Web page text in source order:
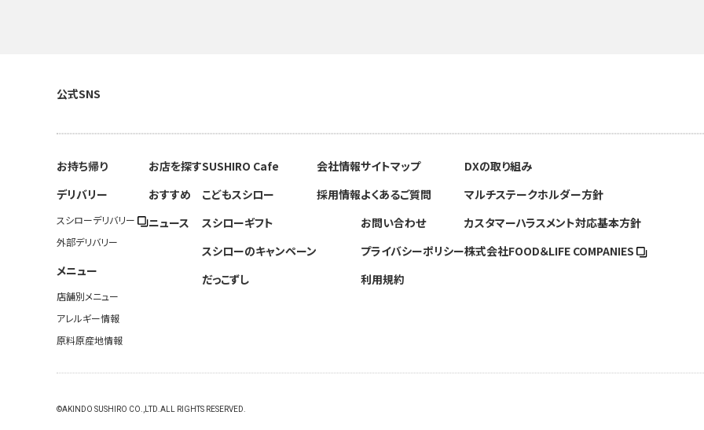
公式SNS
お持ち帰り
デリバリー
スシローデリバリー
外部デリバリー
メニュー
店舗別メニュー
アレルギー情報
原料原産地情報
お店を探す
おすすめ
ニュース
SUSHIRO Cafe
こどもスシロー
スシローギフト
スシローのキャンペーン
だっこずし
会社情報
採用情報
サイトマップ
よくあるご質問
お問い合わせ
プライバシーポリシー
利用規約
DXの取り組み
マルチステークホルダー方針
カスタマーハラスメント対応基本方針
株式会社FOOD＆LIFE COMPANIES
©AKINDO SUSHIRO CO.,LTD.ALL RIGHTS RESERVED.